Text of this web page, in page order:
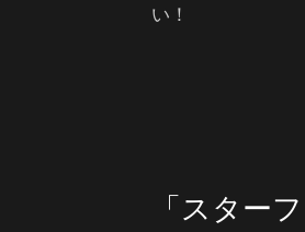
い！
「スター